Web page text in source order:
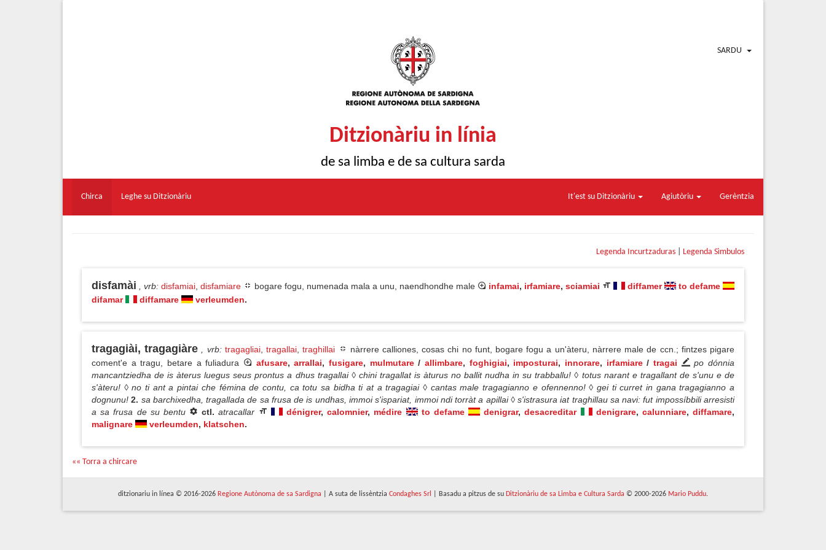
SARDU
Ditzionàriu in línia
de sa limba e de sa cultura sarda
Chirca Leghe su Ditzionàriu It'est su Ditzionàriu Agiutòriu Gerèntzia
Legenda Incurtzaduras Legenda Sìmbulos
disfamài , vrb: disfamiai disfamiare bogare fogu, numenada mala a unu, naendhondhe male infamai, irfamiare, sciamiai diffamer
to defame
difamar
diffamare verleumden.
tragagiài, tragagiàre , vrb: tragagliai,tragallai ,traghillai
nàrrere calliones, cosas chi no funt, bogare fogu a un'àteru, nàrrere male de ccn.; fintzes pigare
coment'e a tragu, betare a fuliadura
afusare,arrallai,fusigare, mulmutare / allimbare, foghigiai, imposturai, innorare, irfamiare / tragai
po dónnia
mancantziedha de is àterus luegus seus prontus a dhus tragallai ◊ chini tragallat is àturus no ballit nudha in su trabballu! ◊ totus narant e tragallant de s'unu e de
s'àteru! ◊ no ti ant a pintai che fémina de contu, ca totu sa bidha ti at a tragagiai ◊ cantas male tragagianno e ofennenno! ◊ gei ti curret in gana tragagianno a
dognunu! 2. sa barchixedha, tragallada de sa frusa de is undhas, immoi s'ispariat, immoi ndi torràt a apillai ◊ s'istrasura iat traghillau sa navi: fut impossíbbili arresisti
a sa frusa de su bentu
ctl.atracallar dénigrer, calomnier, médire to defame denigrar, desacreditar denigrare, calunniare, diffamare,
malignare
verleumden, klatschen.
«« Torra a chircare
ditzionariu in línea © 2016-2026 Regione Autònoma de sa Sardigna | A suta de lissèntzia Condaghes Srl | Basadu a pitzus de su Ditzionàriu de sa Limba e Cultura Sarda © 2000-2026 Mario Puddu.